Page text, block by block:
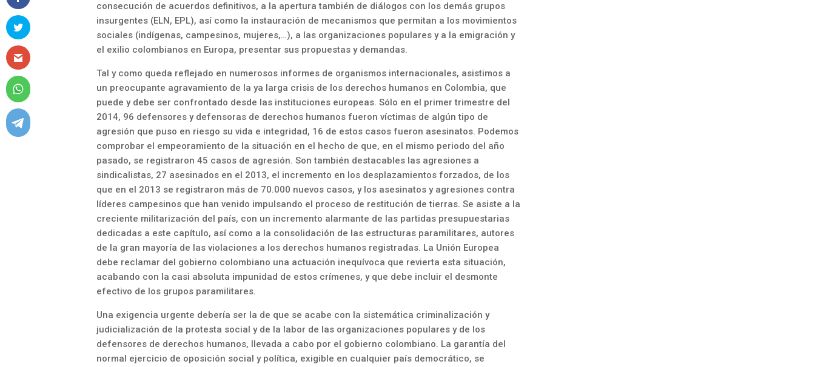
consecución de acuerdos definitivos, a la apertura también de diálogos con los demás grupos
insurgentes (ELN, EPL), así como la instauración de mecanismos que permitan a los movimientos
sociales (indígenas, campesinos, mujeres,…), a las organizaciones populares y a la emigración y
el exilio colombianos en Europa, presentar sus propuestas y demandas.
Tal y como queda reflejado en numerosos informes de organismos internacionales, asistimos a
un preocupante agravamiento de la ya larga crisis de los derechos humanos en Colombia, que
puede y debe ser confrontado desde las instituciones europeas. Sólo en el primer trimestre del
2014, 96 defensores y defensoras de derechos humanos fueron víctimas de algún tipo de
agresión que puso en riesgo su vida e integridad, 16 de estos casos fueron asesinatos. Podemos
comprobar el empeoramiento de la situación en el hecho de que, en el mismo periodo del año
pasado, se registraron 45 casos de agresión. Son también destacables las agresiones a
sindicalistas, 27 asesinados en el 2013, el incremento en los desplazamientos forzados, de los
que en el 2013 se registraron más de 70.000 nuevos casos, y los asesinatos y agresiones contra
líderes campesinos que han venido impulsando el proceso de restitución de tierras. Se asiste a la
creciente militarización del país, con un incremento alarmante de las partidas presupuestarias
dedicadas a este capítulo, así como a la consolidación de las estructuras paramilitares, autores
de la gran mayoría de las violaciones a los derechos humanos registradas. La Unión Europea
debe reclamar del gobierno colombiano una actuación inequívoca que revierta esta situación,
acabando con la casi absoluta impunidad de estos crímenes, y que debe incluir el desmonte
efectivo de los grupos paramilitares.
Una exigencia urgente debería ser la de que se acabe con la sistemática criminalización y
judicialización de la protesta social y de la labor de las organizaciones populares y de los
defensores de derechos humanos, llevada a cabo por el gobierno colombiano. La garantía del
normal ejercicio de oposición social y política, exigible en cualquier país democrático, se